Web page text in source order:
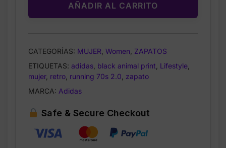
AÑADIR AL CARRITO
CATEGORÍAS: MUJER Women ZAPATOS
ETIQUETAS: adidas black animal print Lifestyle
mujer, retro running 70s 2.0 zapato
MARCA: Adidas
Safe & Secure Checkout